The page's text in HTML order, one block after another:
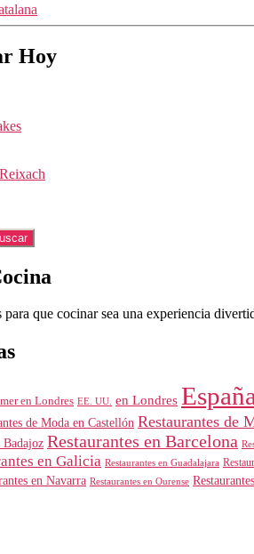
Hoy
que cocinar sea una experiencia
en Londres EE. UU. en Londres España
de Moda en Castellón Restaurantes de
Badajoz Restaurantes en Barcelona
en Galicia Restaurantes en Guadalajara
en Navarra Restaurantes en Ourense